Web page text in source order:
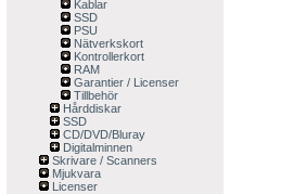
Kablar
SSD
PSU
Nätverkskort
Kontrollerkort
RAM
Garantier / Licenser
Tillbehör
Hårddiskar
SSD
CD/DVD/Bluray
Digitalminnen
Skrivare / Scanners
Mjukvara
Licenser